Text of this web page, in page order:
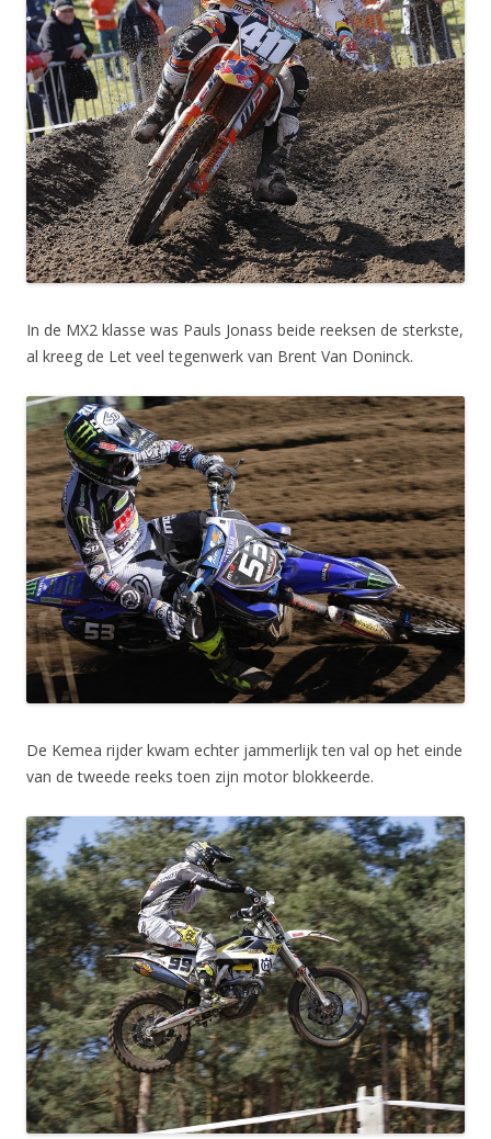
In de MX2 klasse was Pauls Jonass beide reeksen de sterkste,
al kreeg de Let veel tegenwerk van Brent Van Doninck.
De Kemea rijder kwam echter jammerlijk ten val op het einde
van de tweede reeks toen zijn motor blokkeerde.